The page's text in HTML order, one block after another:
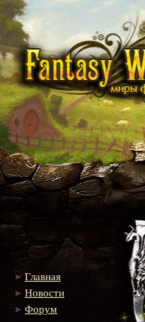
Главная
Новости
Форум